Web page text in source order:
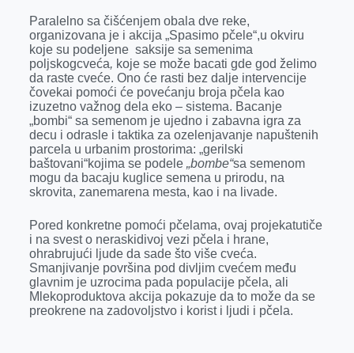
Paralelno sa čišćenjem obala dve reke,
organizovana je i akcija „Spasimo pčele“,u okviru
koje su podeljene saksije sa semenima
poljskogcveća, koje se može bacati gde god želimo
da raste cveće. Ono će rasti bez dalje intervencije
čovekai pomoći će povećanju broja pčela kao
izuzetno važnog dela eko – sistema. Bacanje
„bombi“ sa semenom je ujedno i zabavna igra za
decu i odrasle i taktika za ozelenjavanje napuštenih
parcela u urbanim prostorima: „gerilski
baštovani“kojima se podele „bombe“sa semenom
mogu da bacaju kuglice semena u prirodu, na
skrovita, zanemarena mesta, kao i na livade.
Pored konkretne pomoći pčelama, ovaj projekatutiče
i na svest o neraskidivoj vezi pčela i hrane,
ohrabrujući ljude da sade što više cveća.
Smanjivanje površina pod divljim cvećem među
glavnim je uzrocima pada populacije pčela, ali
Mlekoproduktova akcija pokazuje da to može da se
preokrene na zadovoljstvo i korist i ljudi i pčela.